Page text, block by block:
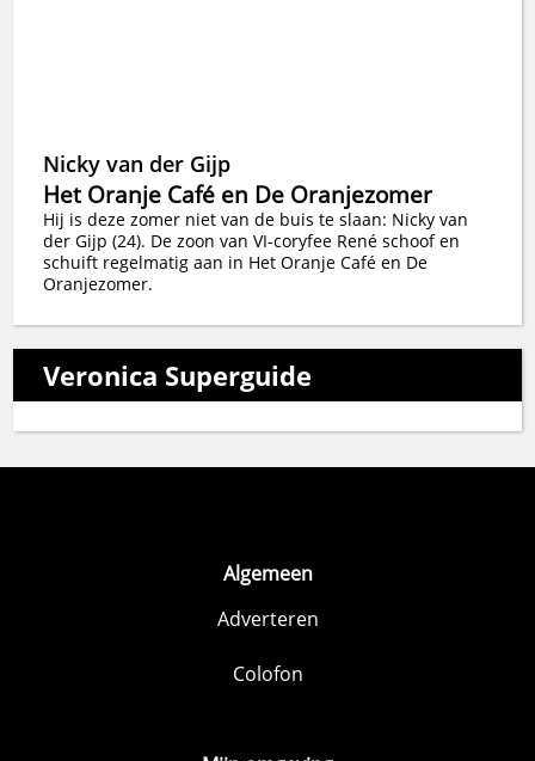
Nicky van der Gijp
Het Oranje Café en De Oranjezomer
Hij is deze zomer niet van de buis te slaan: Nicky van
der Gijp (24). De zoon van VI-coryfee René schoof en
schuift regelmatig aan in Het Oranje Café en De
Oranjezomer.
Veronica Superguide
Algemeen
Adverteren
Colofon